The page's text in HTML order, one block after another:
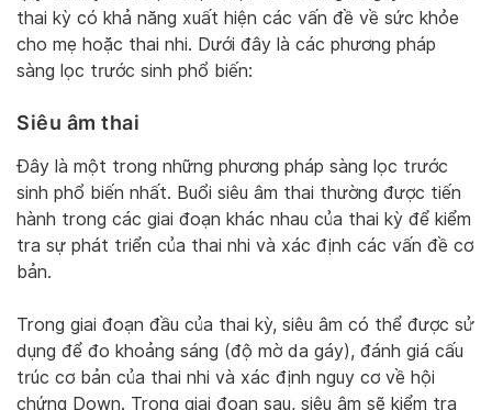
thai kỳ có khả năng xuất hiện các vấn đề về sức khỏe
cho mẹ hoặc thai nhi. Dưới đây là các phương pháp
sàng lọc trước sinh phổ biến:
Siêu âm thai
Đây là một trong những phương pháp sàng lọc trước
sinh phổ biến nhất. Buổi siêu âm thai thường được tiến
hành trong các giai đoạn khác nhau của thai kỳ để kiểm
tra sự phát triển của thai nhi và xác định các vấn đề cơ
bản.
Trong giai đoạn đầu của thai kỳ, siêu âm có thể được sử
dụng để đo khoảng sáng (độ mờ da gáy), đánh giá cấu
trúc cơ bản của thai nhi và xác định nguy cơ về hội
chứng Down. Trong giai đoạn sau, siêu âm sẽ kiểm tra